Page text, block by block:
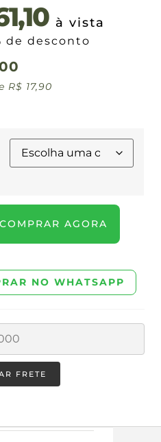
à vista
de desconto
R$ 17,90
COMPRAR AGORA
NO WHATSAPP